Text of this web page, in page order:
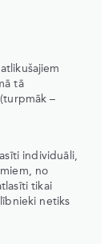
tā
–
individuāli,
no
tikai
netiks